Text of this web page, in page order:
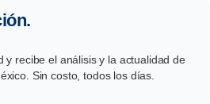
y recibe el análisis y la actualidad de
Sin costo, todos los días.